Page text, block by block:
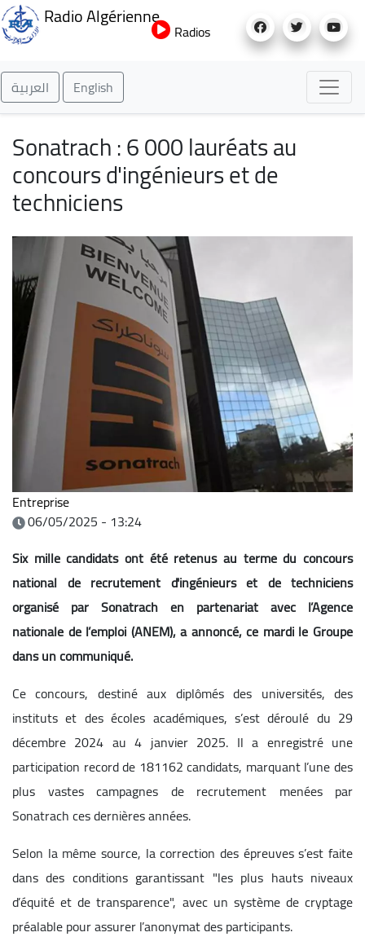
au
Radio Algérienne
Radios
العربية English
Sonatrach : 6 000 lauréats au
concours d'ingénieurs et de
techniciens
Entreprise
06/05/2025 - 13:24
Six mille candidats ont été retenus au terme du concours
national de recrutement d'ingénieurs et de techniciens
organisé par Sonatrach en partenariat avec l’Agence
nationale de l’emploi (ANEM), a annoncé, ce mardi le Groupe
dans un communiqué.
Ce concours, destiné aux diplômés des universités, des
instituts et des écoles académiques, s’est déroulé du 29
décembre 2024 au 4 janvier 2025. Il a enregistré une
participation record de 181162 candidats, marquant l’une des
plus vastes campagnes de recrutement menées par
Sonatrach ces dernières années.
Selon la même source, la correction des épreuves s’est faite
dans des conditions garantissant "les plus hauts niveaux
d’équité et de transparence", avec un système de cryptage
préalable pour assurer l’anonymat des participants.